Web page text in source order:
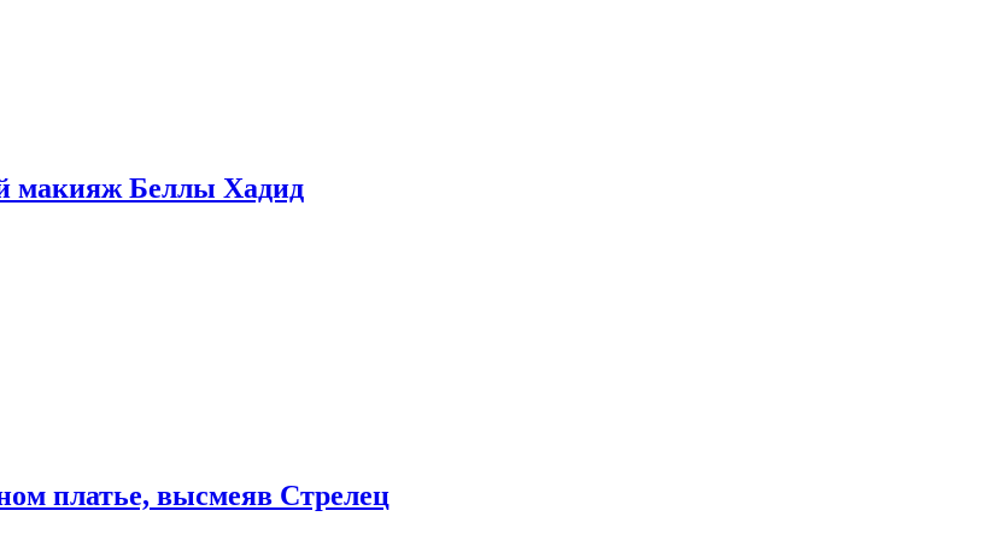
макияж Беллы Хадид
платье, высмеяв Стрелец